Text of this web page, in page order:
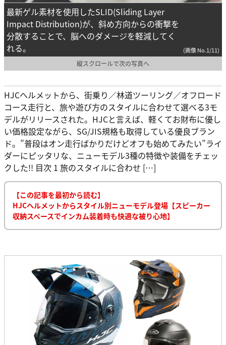
最新ゲル素材を使用したSLID(Sliding Layer
Impact Distribution)が、斜め方向からの衝撃を
分散することで、脳へのダメージを軽減してく
れる。
(画像 No.1/11)
縦スクロールで次の写真へ
HJCヘルメットから、街乗り／林道ツーリング／オフロード
コース走行と、旅や遊び方のスタイルに合わせて選べる3モ
デルがリリースされた。HJCと言えば、軽くてお財布に優し
い価格設定ながら、SG/JIS規格も取得している優良ブラン
ド。”普段はオン走行ばかりだけどオフも始めてみたい”ライ
ダーにピッタリな、ニューモデル3種の特徴や装備をチェッ
クした!! 目次 1 旅のスタイルに合わせ […]
【この記事を最初から読む】
HJCヘルメットからスタイル別ニューモデル登場【スピーカー
収納スペースでインカム装着時も快適な被り心地】